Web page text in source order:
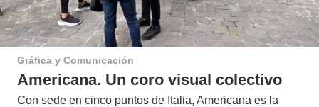
Gráfica y Comunicación
Americana. Un coro visual colectivo
Con sede en cinco puntos de Italia, Americana es la